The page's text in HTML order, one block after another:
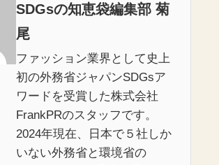
SDGsの知恵袋編集部 菊
尾
ファッション業界として史上
初の外務省ジャパンSDGsア
ワードを受賞した株式会社
FrankPRのスタッフです。
2024年現在、日本で５社しか
いない外務省と環境省の